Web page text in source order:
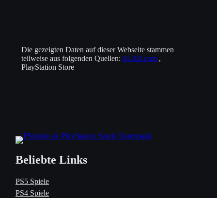
Die gezeigten Daten auf dieser Webseite stammen
teilweise aus folgenden Quellen: IGDB.com ,
PlayStation Store
Beliebte Links
PS5 Spiele
PS4 Spiele